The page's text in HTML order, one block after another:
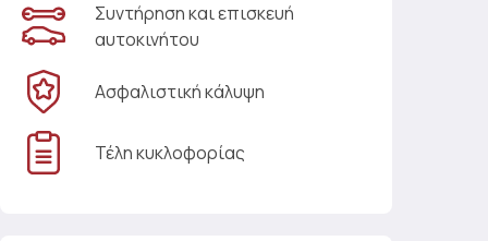
Συντήρηση και επισκευή
αυτοκινήτου
Ασφαλιστική κάλυψη
Τέλη κυκλοφορίας